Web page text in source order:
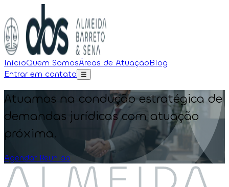
InícioQuem SomosÁreas de AtuaçãoBlog
Entrar em contato
☰
Atuamos na condução estratégica de
demandas jurídicas com atuação
próxima.
Agendar Reunião